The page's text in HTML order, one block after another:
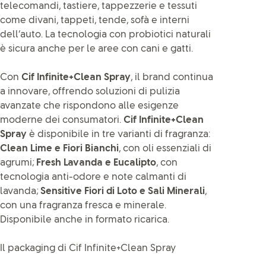
telecomandi, tastiere, tappezzerie e tessuti
come divani, tappeti, tende, sofà e interni
dell’auto. La tecnologia con probiotici naturali
è sicura anche per le aree con cani e gatti.
Con Cif Infinite+Clean Spray, il brand continua
a innovare, offrendo soluzioni di pulizia
avanzate che rispondono alle esigenze
moderne dei consumatori. Cif Infinite+Clean
Spray è disponibile in tre varianti di fragranza:
Clean Lime e Fiori Bianchi, con oli essenziali di
agrumi; Fresh Lavanda e Eucalipto, con
tecnologia anti-odore e note calmanti di
lavanda; Sensitive Fiori di Loto e Sali Minerali,
con una fragranza fresca e minerale.
Disponibile anche in formato ricarica.
Il packaging di Cif Infinite+Clean Spray